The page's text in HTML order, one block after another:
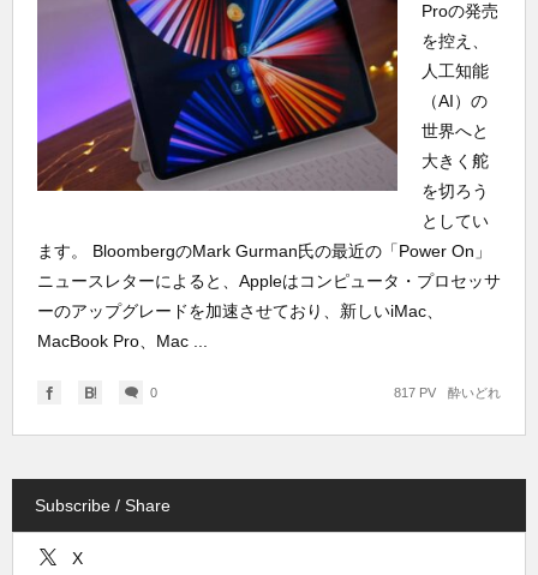
Proの発売
を控え、
人工知能
（AI）の
世界へと
大きく舵
を切ろう
としてい
ます。 BloombergのMark Gurman氏の最近の「Power On」
ニュースレターによると、Appleはコンピュータ・プロセッサ
ーのアップグレードを加速させており、新しいiMac、
MacBook Pro、Mac ...
0 酔いどれ
817 PV
Subscribe / Share
X